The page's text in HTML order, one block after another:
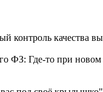
контроль
ФЗ: Где-то при